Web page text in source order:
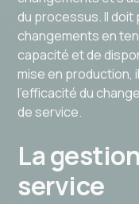
du processus. Il
changements en
capacité et de
mise en production,
l'efficacité du
de service.
La
service